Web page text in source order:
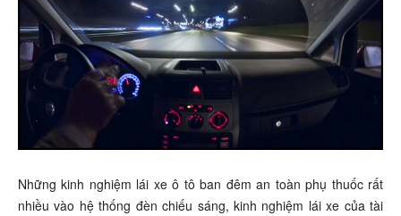
Những kinh nghiệm lái xe ô tô ban đêm an toàn phụ thuốc rất
nhiều vào hệ thống đèn chiếu sáng, kinh nghiệm lái xe của tài